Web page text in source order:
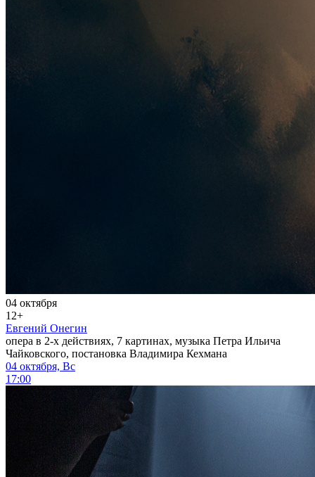
04 октября
12+
Евгений Онегин
опера в 2-х действиях, 7 картинах, музыка Петра Ильича
Чайковского, постановка Владимира Кехмана
04 октября, Вс
17:00